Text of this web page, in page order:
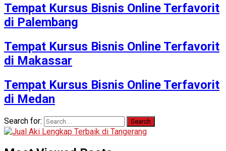
Tempat Kursus Bisnis Online Terfavorit
di Palembang
Tempat Kursus Bisnis Online Terfavorit
di Makassar
Tempat Kursus Bisnis Online Terfavorit
di Medan
Search for: